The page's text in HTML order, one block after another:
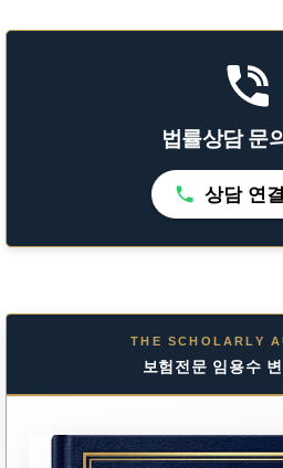
법률상담 문
상담 연
THE SCHOLARLY
보험전문 임용수